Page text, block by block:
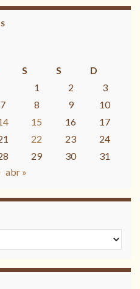
S S
D
1
2
3
7 8 9
10
15 16
17
22 23
24
29 30
31
abr »